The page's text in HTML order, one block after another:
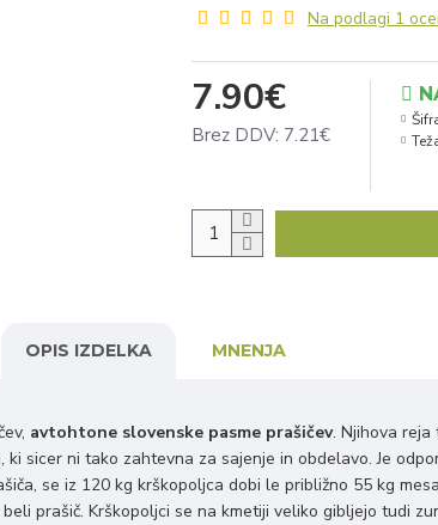
Na podlagi 1
7.90€
Brez DDV: 7.21€
OPIS IZDELKA MNENJA
avtohtone slovenske pasme prašičev. Njihova reja
sicer ni tako zahtevna za sajenje in obdelavo. Je
se iz 120 kg krškopoljca dobi le približno 55 kg
prašič. Krškopoljci se na kmetiji veliko gibljejo tudi